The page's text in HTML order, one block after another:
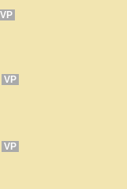
VP
VP
VP